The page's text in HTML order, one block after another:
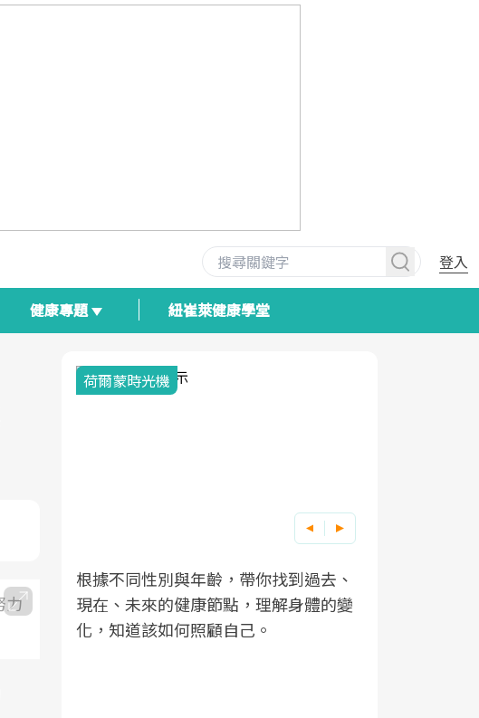
登入
健康專題 紐崔萊健康學堂
力
家
康
，
，
荷爾蒙時光機
根據不同性別與年齡，帶你找到過去、
現在、未來的健康節點，理解身體的變
化，知道該如何照顧自己。